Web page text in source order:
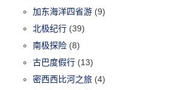
加东海洋四省游 (9)
北极纪行 (39)
南极探险 (8)
古巴度假行 (13)
密西西比河之旅 (4)